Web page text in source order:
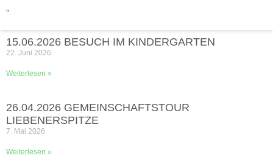
„
15.06.2026 BESUCH IM KINDERGARTEN
22. Juni 2026
Weiterlesen »
26.04.2026 GEMEINSCHAFTSTOUR
LIEBENERSPITZE
7. Mai 2026
Weiterlesen »